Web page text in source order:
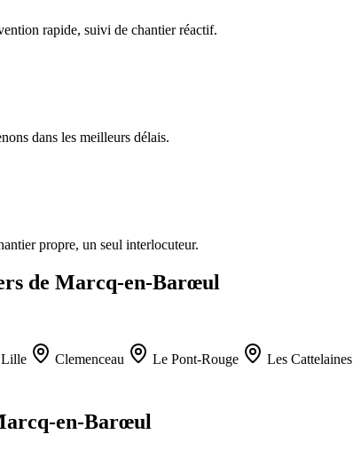
rapide, suivi de chantier réactif.
dans les meilleurs délais.
propre, un seul interlocuteur.
de Marcq-en-Barœul
Lille Clemenceau Le Pont-Rouge Les Cattelaines
en-Barœul